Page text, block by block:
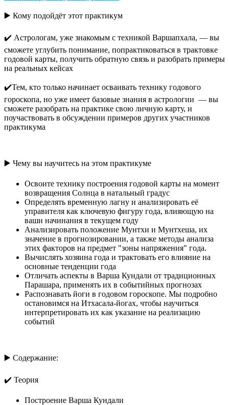
▶️ Кому подойдёт этот практикум
✔️ Астрологам, уже знакомым с техникой Варшапхала, — вы
сможете углубить понимание, попрактиковаться в трактовке
годовой карты, получить обратную связь и разобрать примеры
на реальных кейсах
✔️Тем, кто только начинает осваивать технику годового
гороскопа, но уже имеет базовые знания в астрологии — вы
сможете разобрать на практике свою личную карту, и
поучаствовать в обсуждении примеров других участников
практикума
▶️ Чему вы научитесь на этом практикуме
Освоите технику построения годовой карты на момент
возвращения Солнца в натальный градус
Определять временную лагну и анализировать её
управителя как ключевую фигуру года, влияющую на
ваши начинания в текущем году
Анализировать положение Мунтхи и Мунтхеша, их
значение в прогнозировании, а также методы анализа
этих факторов на предмет "зоны напряжения" года.
Вычислять хозяина года и трактовать его влияние на
основные тенденции года
Отличать аспекты в Варша Кундали от традиционных
Парашара, применять их в событийных прогнозах
Распознавать йоги в годовом гороскопе. Мы подробно
остановимся на Итхасала-йогах, чтобы научиться
интерпретировать их как указание на реализацию
событий
▶️ Содержание:
✔️ Теория
Построение Варша Кундали